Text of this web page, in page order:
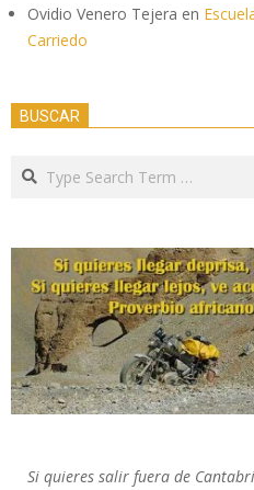
Ovidio Venero Tejera en
Carriedo
BUSCAR
Search
Si quieres salir fuera de